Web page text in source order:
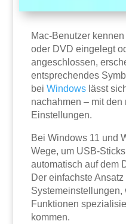
Mac-Benutzer
oder DVD eingelegt
angeschlossen,
entsprechendes
beiWindows lässt
nachahmen – mit den
Einstellungen.
Bei Windows 11 und
Wege, um USB-
automatisch auf dem
Der einfachste
Systemeinstellungen,
Funktionen
kommen.